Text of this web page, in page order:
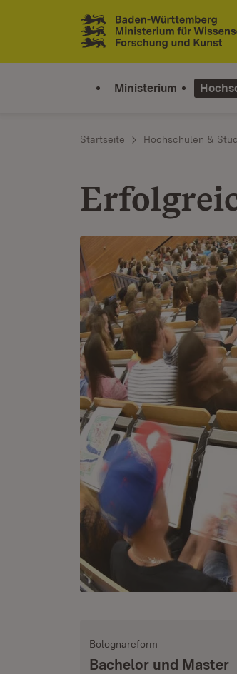
Zum Inhalt springen
Link zur Startseite
Ministerium
Startseite Hochschulen &
Bolognareform
Bachelor und Master